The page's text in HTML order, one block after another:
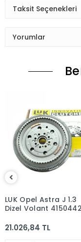
Taksit Seçenekleri
Yorumlar
LUK Opel Astra J 1.3
Dizel Volant
21.026,84 TL